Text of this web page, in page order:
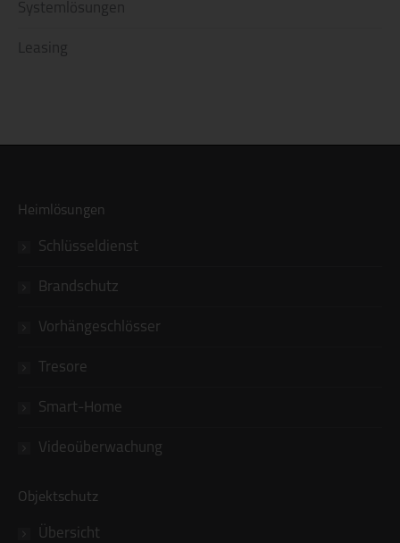
Systemlösungen
Leasing
Heimlösungen
Schlüsseldienst
Brandschutz
Vorhängeschlösser
Tresore
Smart-Home
Videoüberwachung
Objektschutz
Übersicht